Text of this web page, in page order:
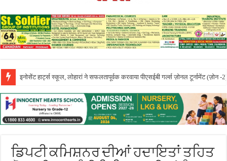
लायलपुर खालसा कॉलेज फॉर विमेन, जालंधर की पूनम ने GNDU यूनिवर्सिटी एग्जाम में चौथा
ਡਿਪਟੀ ਕਮਿਸ਼ਨਰ ਦੀਆਂ ਹਦਾਇਤਾਂ ਤਹਿਤ